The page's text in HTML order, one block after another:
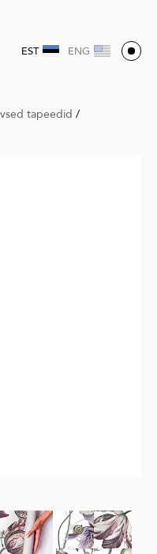
EST ENG
tapeedid /